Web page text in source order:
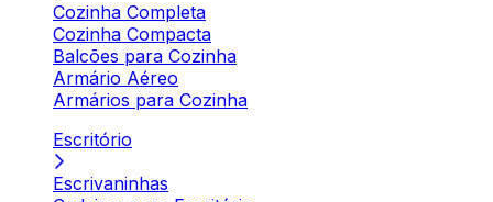
Cozinha Completa
Cozinha Compacta
Balcões para Cozinha
Armário Aéreo
Armários para Cozinha
Escritório
Escrivaninhas